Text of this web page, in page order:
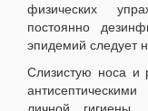
физических
постоянно
эпидемий следует
Слизистую носа и